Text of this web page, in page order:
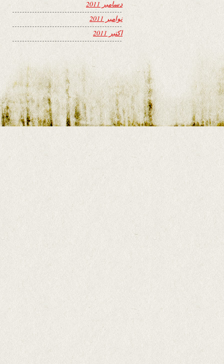
دسامبر 2011
نوامبر 2011
اکتبر 2011